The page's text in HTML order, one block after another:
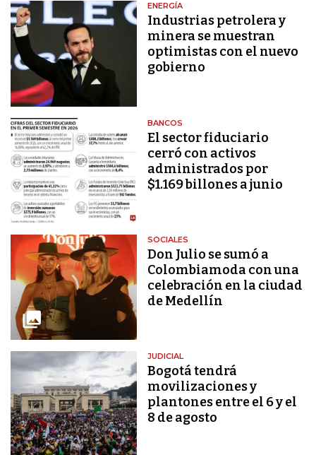
ENERGÍA
Industrias petrolera y
minera se muestran
optimistas con el nuevo
gobierno
BANCOS
El sector fiduciario
cerró con activos
administrados por
$1.169 billones a junio
SOCIALES
Don Julio se sumó a
Colombiamoda con una
celebración en la ciudad
de Medellín
JUDICIAL
Bogotá tendrá
movilizaciones y
plantones entre el 6 y el
8 de agosto